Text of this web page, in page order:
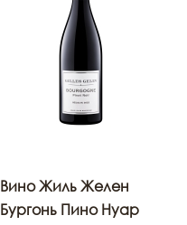
Вино Жиль Желен
Бургонь Пино Нуар